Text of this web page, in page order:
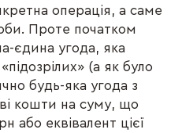
операція, а саме
Проте початком
єдина угода, яка
(а як було
будь-яка угода з
кошти на суму, що
або еквівалент цієї